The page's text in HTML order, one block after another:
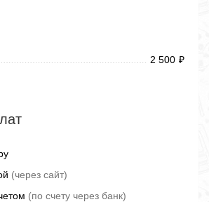
2 500 ₽
(через сайт)
(по счету через банк)